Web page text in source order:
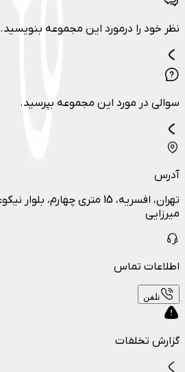
نظر خود را درمورد این مجموعه بنویسید.
سوالی در مورد این مجموعه بپرسید.
آدرس
میرزایی
اطلاعات تماس
تلفن
گزارش تخلفات